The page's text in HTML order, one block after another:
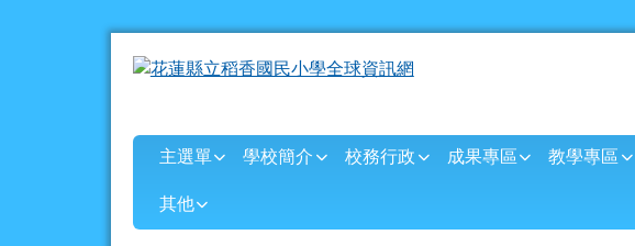
花蓮縣立稻香國民小學全球資訊網
導覽列
主選單 學校簡介 校務行政 成果專區 教學專區
其他